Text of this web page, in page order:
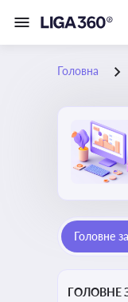
Головна
Головне
ГОЛОВНЕ